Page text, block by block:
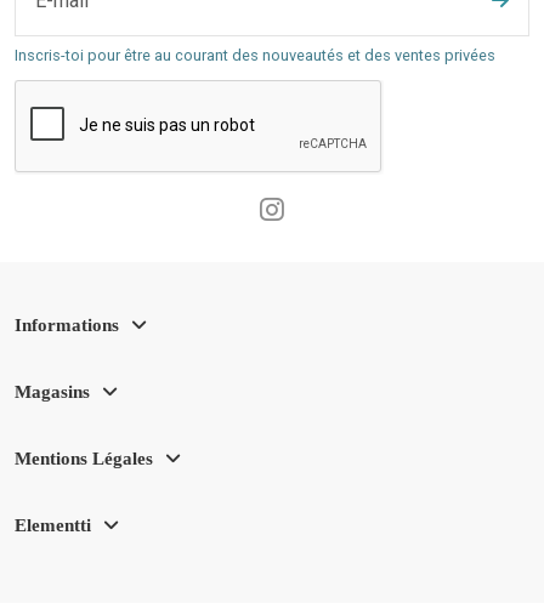
Inscris-toi pour être au courant des nouveautés et des ventes privées
Informations
Magasins
Mentions Légales
Elementti